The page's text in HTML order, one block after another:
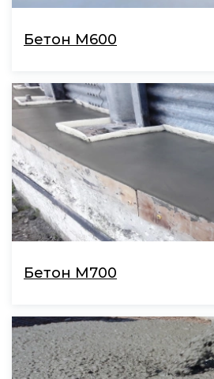
Бетон М600
Бетон М700